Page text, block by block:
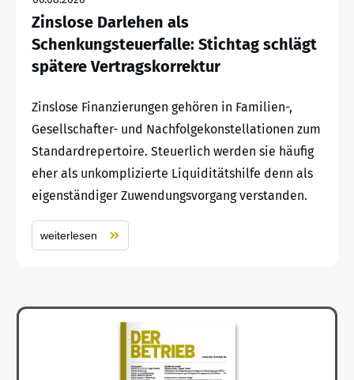
Zinslose Darlehen als
Schenkungsteuerfalle: Stichtag schlägt
spätere Vertragskorrektur
Zinslose Finanzierungen gehören in Familien-,
Gesellschafter- und Nachfolgekonstellationen zum
Standardrepertoire. Steuerlich werden sie häufig
eher als unkomplizierte Liquiditätshilfe denn als
eigenständiger Zuwendungsvorgang verstanden.
weiterlesen